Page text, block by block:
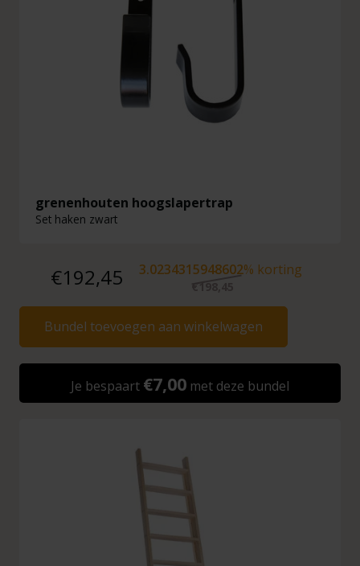
grenenhouten hoogslapertrap
Set haken zwart
€192,45 3.0234315948602% korting
Bundel toevoegen aan winkelwagen
Je bespaart €7,00 met deze bundel